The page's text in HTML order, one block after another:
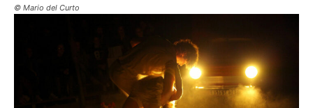
© Mario del Curto